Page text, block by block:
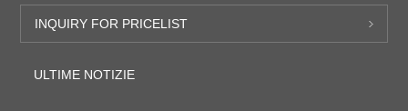
INQUIRY FOR PRICELIST
ULTIME NOTIZIE